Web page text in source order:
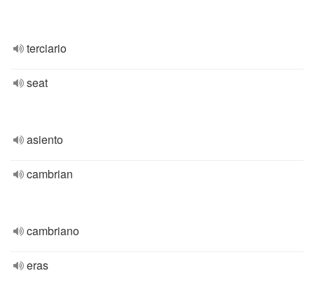
terciario
seat
asiento
cambrian
cambriano
eras